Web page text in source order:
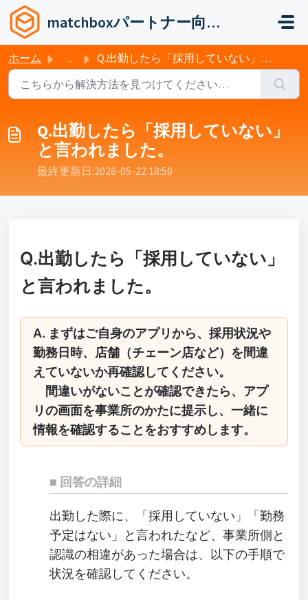
メインコンテンツに移動
matchboxパートナー向けヘルプ
ホーム ... Q.出勤したら「採用していない」と言われました。
Q.出勤したら「採用していない」
と言われました。
最終更新日:2026-05-22 18:50:06 +0900
Q.出勤したら「採用していない」
と言われました。
A. まずはご自身のアプリから、採用状況や
勤務日時、店舗（チェーン店など）を間違
えていないか再確認してください。
間違いがないことが確認できたら、アプ
リの画面を事業所のかたに提示し、一緒に
情報を確認することをおすすめします。
回答の詳細
出勤した際に、「採用していない」「勤務
予定はない」と言われたなど、事業所側と
認識の相違があった場合は、以下の手順で
状況を確認してください。